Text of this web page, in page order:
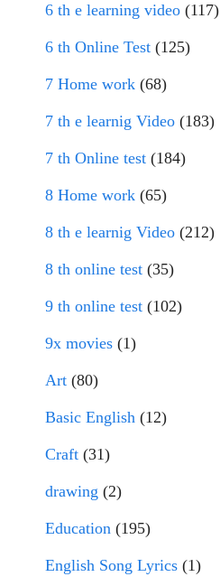
6 th e learning video (117)
6 th Online Test (125)
7 Home work (68)
7 th e learnig Video (183)
7 th Online test (184)
8 Home work (65)
8 th e learnig Video (212)
8 th online test (35)
9 th online test (102)
9x movies (1)
Art (80)
Basic English (12)
Craft (31)
drawing (2)
Education (195)
English Song Lyrics (1)